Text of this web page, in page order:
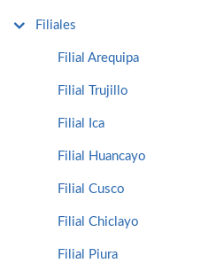
Filiales
Filial Arequipa
Filial Trujillo
Filial Ica
Filial Huancayo
Filial Cusco
Filial Chiclayo
Filial Piura